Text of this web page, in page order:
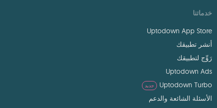
خدماتنا
Uptodown App Store
أنشر تطبيقك
رَوِّج لتطبيقك
Uptodown Ads
Uptodown Turbo
جديد
الأسئلة الشائعة والدعم